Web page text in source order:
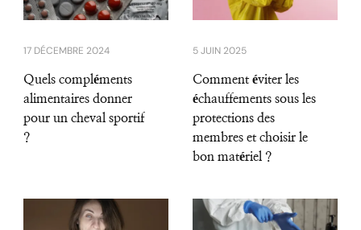
17 DÉCEMBRE 2024
Quels compléments
alimentaires donner
pour un cheval sportif
?
5 JUIN 2025
Comment éviter les
échauffements sous les
protections des
membres et choisir le
bon matériel ?